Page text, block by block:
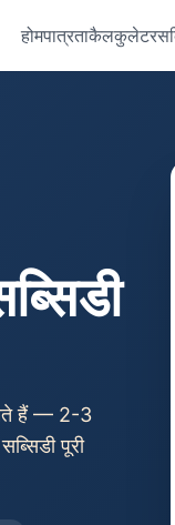
होमपात्रताकैलकुलेटर
आते हैं — 2-3
पूरी